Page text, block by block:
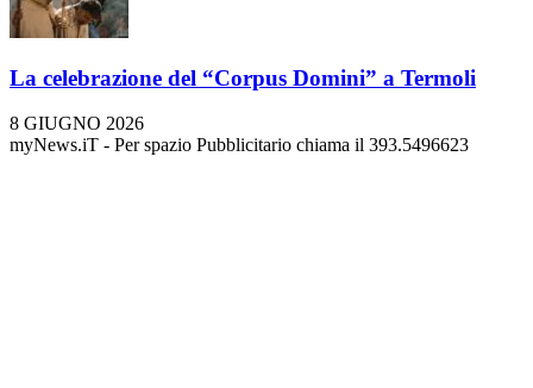
La celebrazione del “Corpus Domini” a Termoli
8 GIUGNO 2026
myNews.iT - Per spazio Pubblicitario chiama il 393.5496623